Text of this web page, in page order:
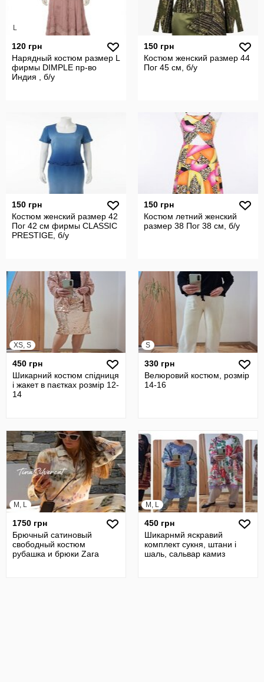
L
120 грн
Нарядный костюм размер L
фирмы DIMPLE пр-во
Индия , б/у
150 грн
Костюм женский размер 44
Пог 45 см, б/у
150 грн
Костюм женский размер 42
Пог 42 см фирмы CLASSIC
PRESTIGE, б/у
150 грн
Костюм летний женский
размер 38 Пог 38 см, б/у
XS, S
450 грн
Шикарний костюм спідниця
і жакет в паєтках розмір 12-
14
S
330 грн
Велюровий костюм, розмір
14-16
M, L
1750 грн
Брючный сатиновый
свободный костюм
рубашка и брюки Zara
M, L
450 грн
Шикарнмй яскравий
комплект сукня, штани і
шаль, сальвар камиз